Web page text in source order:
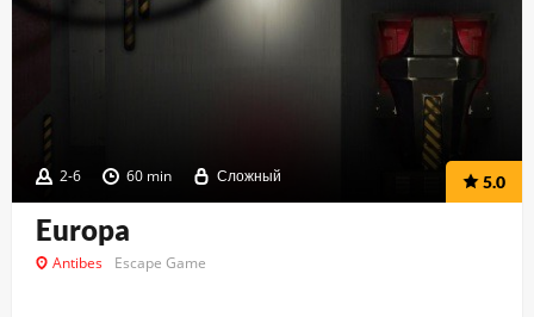
2-6 60 min Сложный 5.0
Europa
Antibes Escape Game